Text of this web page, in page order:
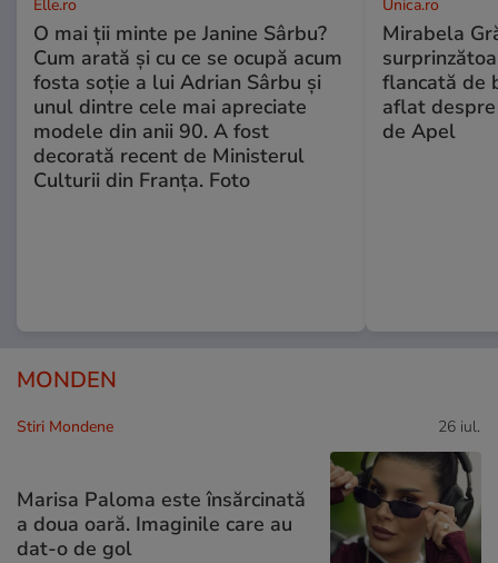
Elle.ro
O mai ții minte pe Janine Sârbu?
Cum arată și cu ce se ocupă acum
fosta soție a lui Adrian Sârbu și
unul dintre cele mai apreciate
modele din anii 90. A fost
decorată recent de Ministerul
Culturii din Franța. Foto
Unica.ro
Mirabela
flancată de
aflat
de Apel
MONDEN
Stiri Mondene 26 iul.
Marisa Paloma este însărcinată
a doua oară. Imaginile care au
dat-o de gol